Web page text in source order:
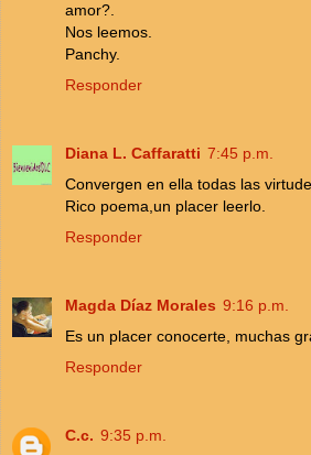
amor?.
Nos leemos.
Panchy.
Responder
Diana L. Caffaratti 7:45 p.m.
Convergen en ella todas las
Rico poema,un placer leerlo.
Responder
Magda Díaz Morales 9:16 p.m.
Es un placer conocerte, muchas
Responder
C.c. 9:35 p.m.